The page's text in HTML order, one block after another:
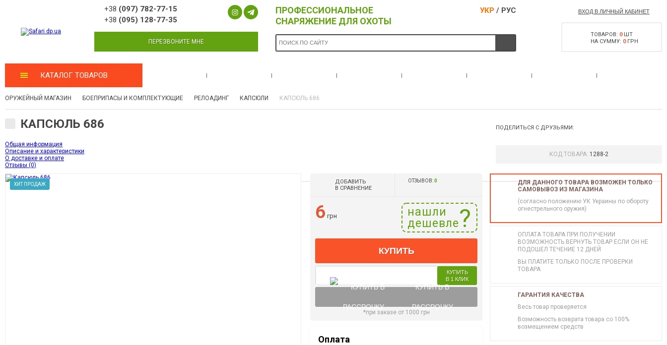
+38 (097) 782-77-15
+38 (095) 128-77-35
ПЕРЕЗВОНИТЕ МНЕ
ПРОФЕССИОНАЛЬНОЕ
СНАРЯЖЕНИЕ ДЛЯ ОХОТЫ
УКР / РУС ВХОД В ЛИЧНЫЙ КАБИНЕТ
ТОВАРОВ: 0ШТ
НА СУММУ: 0ГРН
КАТАЛОГ ТОВАРОВ
ОРУЖЕЙНЫЙ МАГАЗИН БОЕПРИПАСЫ И КОМПЛЕКТУЮЩИЕ РЕЛОАДИНГ КАПСЮЛИ КАПСЮЛЬ 686
КАПСЮЛЬ 686
Общая информация
Описание и характеристики
О доставке и оплате
Отзывы (0)
ПОДЕЛИТЬСЯ С ДРУЗЬЯМИ:
КОД ТОВАРА: 1288-2
ХИТ ПРОДАЖ
ДОБАВИТЬ
В СРАВНЕНИЕ
ОТЗЫВОВ:0
6 грн
нашли
дешевле
КУПИТЬ
КУПИТЬ
В 1 КЛИК
КУПИТЬ В
РАССРОЧКУ
*при заказе от 1000 грн
Оплата
ДЛЯ ДАННОГО ТОВАРА ВОЗМОЖЕН ТОЛЬКО
САМОВЫВОЗ ИЗ МАГАЗИНА
(согласно положению УК Украины по обороту
огнестрельного оружия)
ОПЛАТА ТОВАРА ПРИ ПОЛУЧЕНИИ
ВОЗМОЖНОСТЬ ВЕРНУТЬ ТОВАР ЕСЛИ ОН НЕ
ПОДОШЕЛ ТЕЧЕНИЕ 12 ДНЕЙ
ВЫ ПЛАТИТЕ ТОЛЬКО ПОСЛЕ ПРОВЕРКИ
ТОВАРА
ГАРАНТИЯ КАЧЕСТВА
Весь товар проверяется
Возможность возврата товара со 100%
возмещением средств